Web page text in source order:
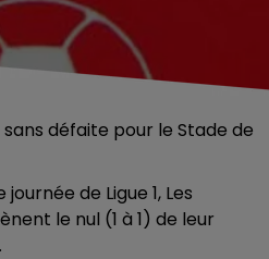
défaite pour le Stade de
de Ligue 1, Les
le nul (1 à 1) de leur